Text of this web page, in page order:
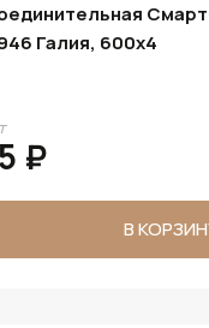
Галия, 600x4
₽
В